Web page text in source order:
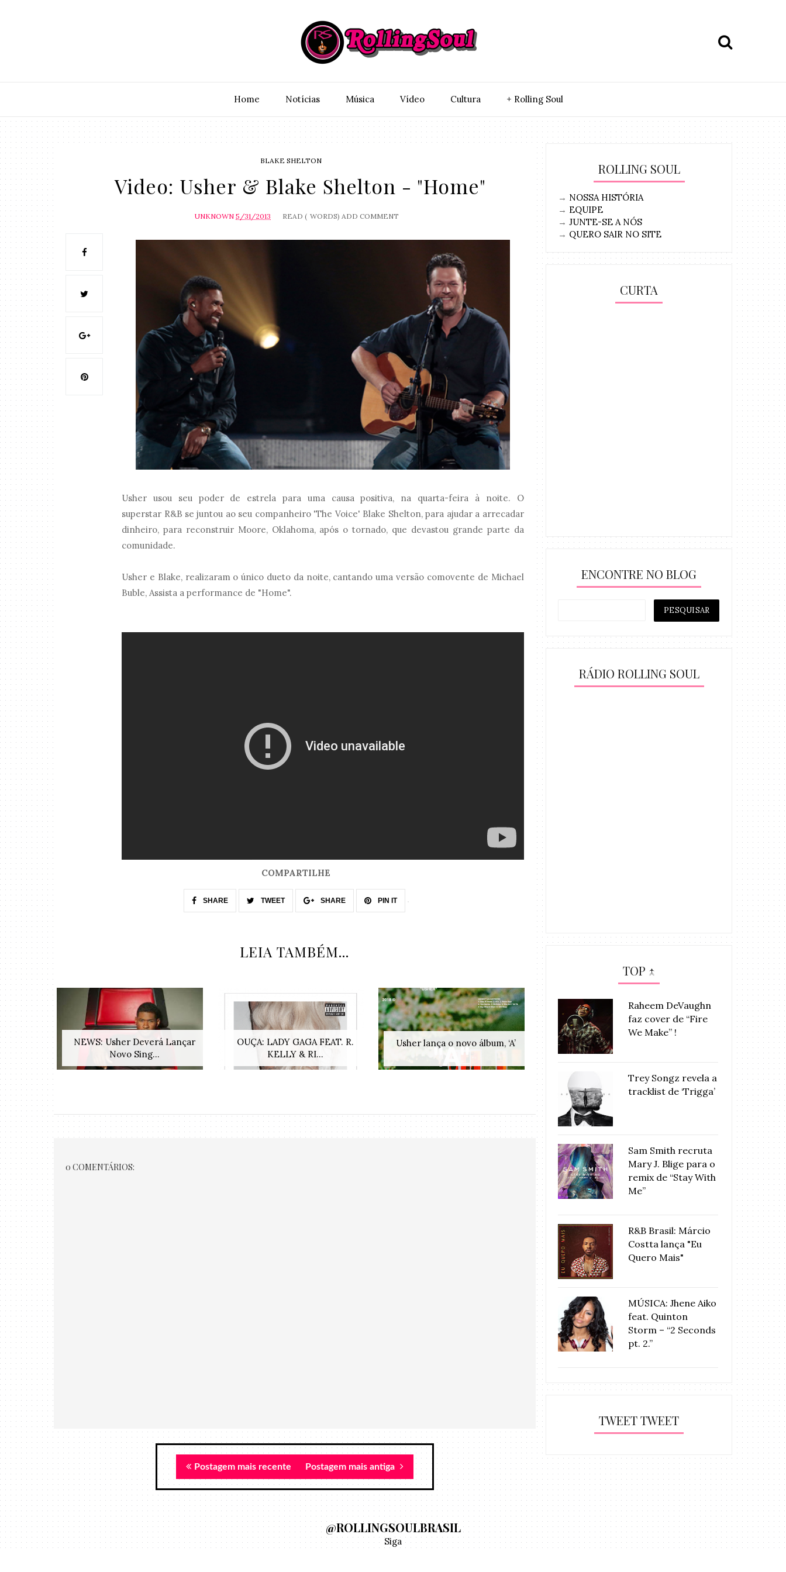
Home Notí­cias Música Vídeo Cultura + Rolling Soul
BLAKE SHELTON
Video: Usher & Blake Shelton - "Home"
UNKNOWN 5/31/2013 READ ( WORDS) ADD COMMENT
Usher usou seu poder de estrela para uma causa positiva, na quarta-feira à noite. O
superstar R&B se juntou ao seu companheiro 'The Voice' Blake Shelton, para ajudar a arrecadar
dinheiro, para reconstruir Moore, Oklahoma, após o tornado, que devastou grande parte da
comunidade.
Usher e Blake, realizaram o único dueto da noite, cantando uma versão comovente de Michael
Buble, Assista a performance de "Home".
COMPARTILHE
SHARE TWEET SHARE PIN IT
LEIA TAMBÉM...
NEWS: Usher Deverá Lançar
Novo Sing...
OUÇA: LADY GAGA FEAT. R.
KELLY & RI...
Usher lança o novo álbum, ‘A’
Usher libera o novo álbum
‘Hard II ...
Usher
Calçada
0 COMENTÁRIOS:
Postagem mais recente Postagem mais antiga
ROLLING SOUL
→ NOSSA HISTÓRIA
→ EQUIPE
→ JUNTE-SE A NÓS
→ QUERO SAIR NO SITE
CURTA
ENCONTRE NO BLOG
RÁDIO ROLLING SOUL
TOP ↑
Raheem DeVaughn
faz cover de “Fire
We Make” !
Trey Songz revela a
tracklist de ‘Trigga’
Sam Smith recruta
Mary J. Blige para o
remix de “Stay With
Me”
R&B Brasil: Márcio
Costta lança "Eu
Quero Mais"
MÚSICA: Jhene Aiko
feat. Quinton
Storm – “2 Seconds
pt. 2.”
TWEET TWEET
@ROLLINGSOULBRASIL
Siga